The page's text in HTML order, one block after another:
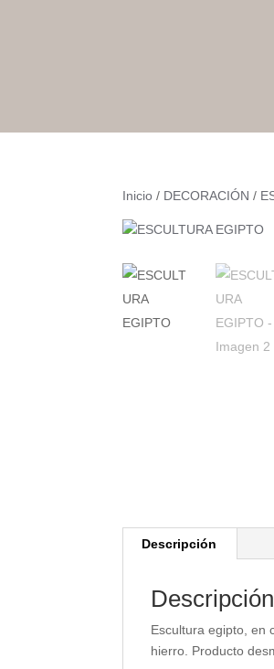
Inicio / DECORACIÓN /
Descripción
Descripción
Escultura egipto, en
hierro. Producto